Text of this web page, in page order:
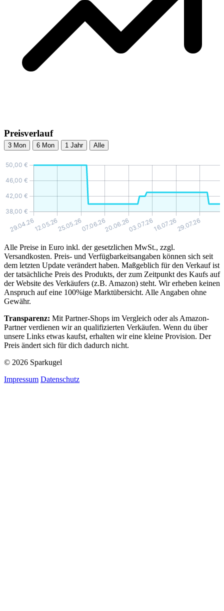
Preisverlauf
3 Mon 6 Mon 1 Jahr Alle
Alle Preise in Euro inkl. der gesetzlichen MwSt., zzgl.
Versandkosten. Preis- und Verfügbarkeitsangaben können sich seit
dem letzten Update verändert haben. Maßgeblich für den Verkauf ist
der tatsächliche Preis des Produkts, der zum Zeitpunkt des Kaufs auf
der Website des Verkäufers (z.B. Amazon) steht. Wir erheben keinen
Anspruch auf eine 100%ige Marktübersicht. Alle Angaben ohne
Gewähr.
Transparenz: Mit Partner-Shops im Vergleich oder als Amazon-
Partner verdienen wir an qualifizierten Verkäufen. Wenn du über
unsere Links etwas kaufst, erhalten wir eine kleine Provision. Der
Preis ändert sich für dich dadurch nicht.
© 2026 Sparkugel
Impressum Datenschutz